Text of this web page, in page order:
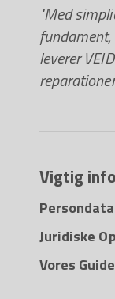
"Med
fundament,
leverer
Vigtig
Juridiske
Vores